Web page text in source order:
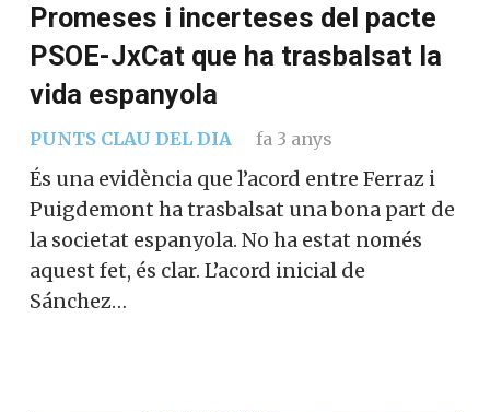
Promeses i incerteses del pacte
PSOE-JxCat que ha trasbalsat la
vida espanyola
PUNTS CLAU DEL DIA fa 3 anys
És una evidència que l’acord entre Ferraz i
Puigdemont ha trasbalsat una bona part de
la societat espanyola. No ha estat només
aquest fet, és clar. L’acord inicial de
Sánchez…